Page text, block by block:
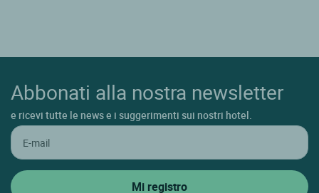
Abbonati alla nostra newsletter
e ricevi tutte le news e i suggerimenti sui nostri hotel.